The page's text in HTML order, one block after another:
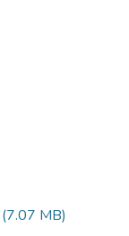
(7.07 MB)